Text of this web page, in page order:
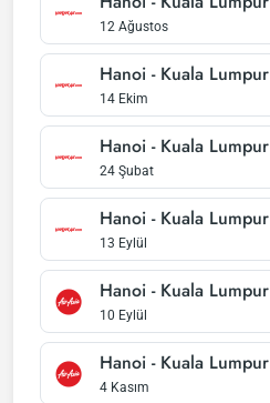
12 Ağustos
Hanoi - Kuala Lumpur
14 Ekim
Hanoi - Kuala Lumpur
24 Şubat
Hanoi - Kuala Lumpur
13 Eylül
Hanoi - Kuala Lumpur
10 Eylül
Hanoi - Kuala Lumpur
4 Kasım